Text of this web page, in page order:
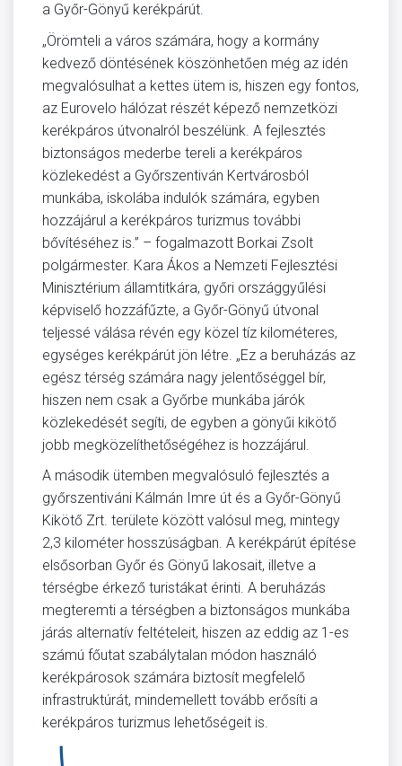
a Győr-Gönyű kerékpárút.
„Örömteli a város számára, hogy a kormány
kedvező döntésének köszönhetően még az idén
megvalósulhat a kettes ütem is, hiszen egy fontos,
az Eurovelo hálózat részét képező nemzetközi
kerékpáros útvonalról beszélünk. A fejlesztés
biztonságos mederbe tereli a kerékpáros
közlekedést a Győrszentiván Kertvárosból
munkába, iskolába indulók számára, egyben
hozzájárul a kerékpáros turizmus további
bővítéséhez is.” – fogalmazott Borkai Zsolt
polgármester. Kara Ákos a Nemzeti Fejlesztési
Minisztérium államtitkára, győri országgyűlési
képviselő hozzáfűzte, a Győr-Gönyű útvonal
teljessé válása révén egy közel tíz kilométeres,
egységes kerékpárút jön létre. „Ez a beruházás az
egész térség számára nagy jelentőséggel bír,
hiszen nem csak a Győrbe munkába járók
közlekedését segíti, de egyben a gönyűi kikötő
jobb megközelíthetőségéhez is hozzájárul.
A második ütemben megvalósuló fejlesztés a
győrszentiváni Kálmán Imre út és a Győr-Gönyű
Kikötő Zrt. területe között valósul meg, mintegy
2,3 kilométer hosszúságban. A kerékpárút építése
elsősorban Győr és Gönyű lakosait, illetve a
térségbe érkező turistákat érinti. A beruházás
megteremti a térségben a biztonságos munkába
járás alternatív feltételeit, hiszen az eddig az 1-es
számú főutat szabálytalan módon használó
kerékpárosok számára biztosít megfelelő
infrastruktúrát, mindemellett tovább erősíti a
kerékpáros turizmus lehetőségeit is.